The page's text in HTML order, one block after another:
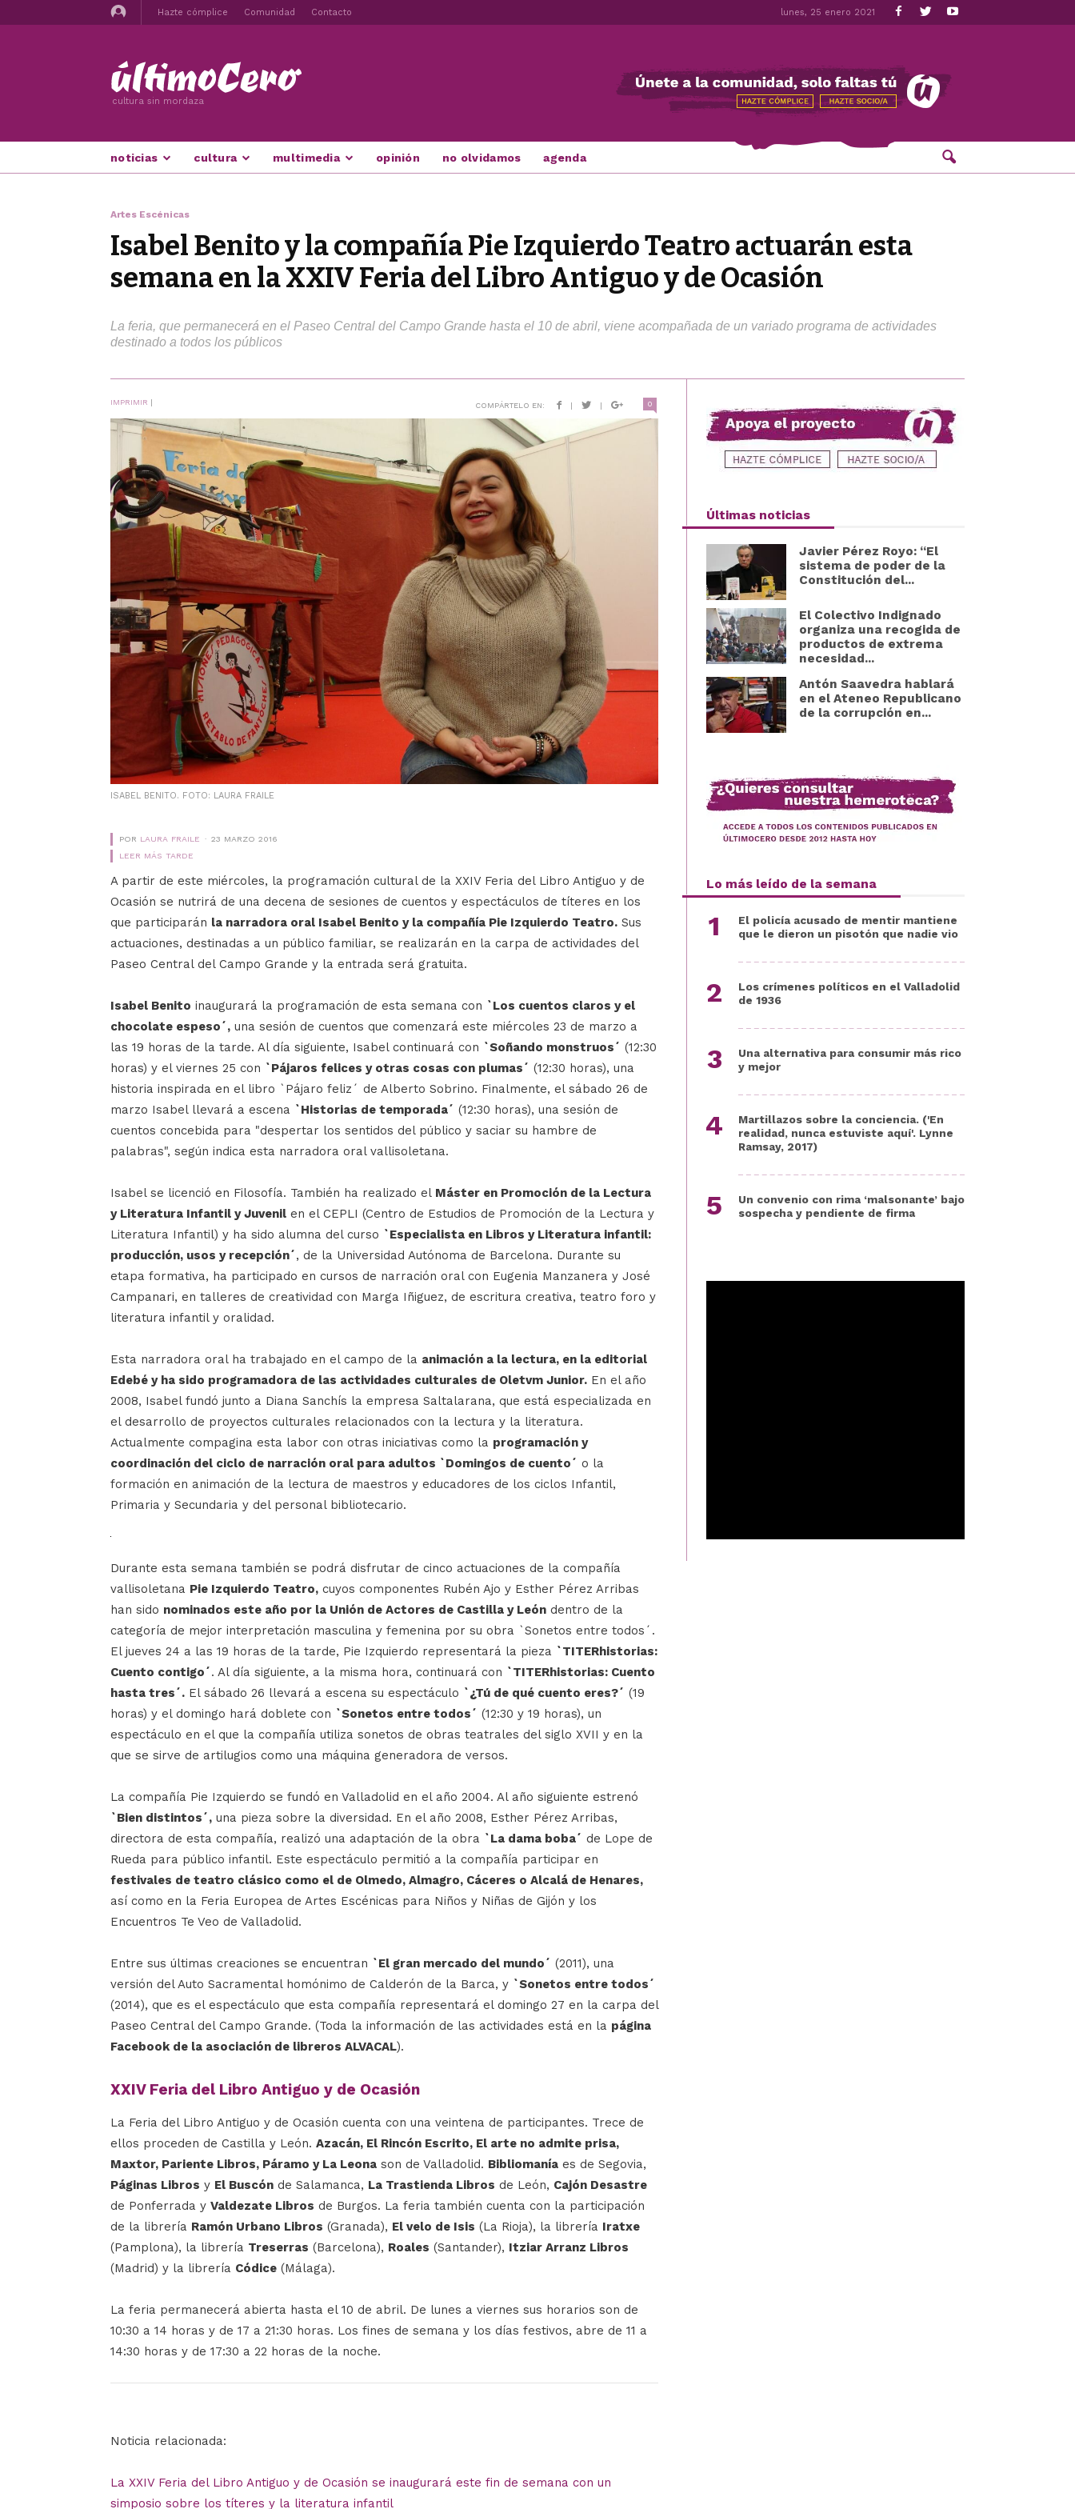
Hazte cómplice Comunidad Contacto lunes, 25 enero 2021
cultura sin mordaza
noticias cultura multimedia opinión no olvidamos agenda
Artes Escénicas
Isabel Benito y la compañía Pie Izquierdo Teatro actuarán esta
semana en la XXIV Feria del Libro Antiguo y de Ocasión
La feria, que permanecerá en el Paseo Central del Campo Grande hasta el 10 de abril, viene acompañada de un variado programa de actividades
destinado a todos los públicos
IMPRIMIR | COMPÁRTELO EN: | | 0
ISABEL BENITO. FOTO: LAURA FRAILE
POR LAURA FRAILE
23 MARZO 2016
LEER MÁS TARDE
A partir de este miércoles, la programación cultural de la XXIV Feria del Libro Antiguo y de
Ocasión se nutrirá de una decena de sesiones de cuentos y espectáculos de títeres en los
que participarán la narradora oral Isabel Benito y la compañía Pie Izquierdo Teatro. Sus
actuaciones, destinadas a un público familiar, se realizarán en la carpa de actividades del
Paseo Central del Campo Grande y la entrada será gratuita.
Isabel Benito inaugurará la programación de esta semana con `Los cuentos claros y el
chocolate espeso´, una sesión de cuentos que comenzará este miércoles 23 de marzo a
las 19 horas de la tarde. Al día siguiente, Isabel continuará con `Soñando monstruos´ (12:30
horas) y el viernes 25 con `Pájaros felices y otras cosas con plumas´ (12:30 horas), una
historia inspirada en el libro `Pájaro feliz´ de Alberto Sobrino. Finalmente, el sábado 26 de
marzo Isabel llevará a escena `Historias de temporada´ (12:30 horas), una sesión de
cuentos concebida para "despertar los sentidos del público y saciar su hambre de
palabras", según indica esta narradora oral vallisoletana.
Isabel se licenció en Filosofía. También ha realizado el Máster en Promoción de la Lectura
y Literatura Infantil y Juvenil en el CEPLI (Centro de Estudios de Promoción de la Lectura y
Literatura Infantil) y ha sido alumna del curso `Especialista en Libros y Literatura infantil:
producción, usos y recepción´, de la Universidad Autónoma de Barcelona. Durante su
etapa formativa, ha participado en cursos de narración oral con Eugenia Manzanera y José
Campanari, en talleres de creatividad con Marga Iñiguez, de escritura creativa, teatro foro y
literatura infantil y oralidad.
Esta narradora oral ha trabajado en el campo de la animación a la lectura, en la editorial
Edebé y ha sido programadora de las actividades culturales de Oletvm Junior. En el año
2008, Isabel fundó junto a Diana Sanchís la empresa Saltalarana, que está especializada en
el desarrollo de proyectos culturales relacionados con la lectura y la literatura.
Actualmente compagina esta labor con otras iniciativas como la programación y
coordinación del ciclo de narración oral para adultos `Domingos de cuento´ o la
formación en animación de la lectura de maestros y educadores de los ciclos Infantil,
Primaria y Secundaria y del personal bibliotecario.
Durante esta semana también se podrá disfrutar de cinco actuaciones de la compañía
vallisoletana Pie Izquierdo Teatro, cuyos componentes Rubén Ajo y Esther Pérez Arribas
han sido nominados este año por la Unión de Actores de Castilla y León dentro de la
categoría de mejor interpretación masculina y femenina por su obra `Sonetos entre todos´.
El jueves 24 a las 19 horas de la tarde, Pie Izquierdo representará la pieza `TITERhistorias:
Cuento contigo´. Al día siguiente, a la misma hora, continuará con `TITERhistorias: Cuento
hasta tres´. El sábado 26 llevará a escena su espectáculo `¿Tú de qué cuento eres?´ (19
horas) y el domingo hará doblete con `Sonetos entre todos´ (12:30 y 19 horas), un
espectáculo en el que la compañía utiliza sonetos de obras teatrales del siglo XVII y en la
que se sirve de artilugios como una máquina generadora de versos.
La compañía Pie Izquierdo se fundó en Valladolid en el año 2004. Al año siguiente estrenó
`Bien distintos´, una pieza sobre la diversidad. En el año 2008, Esther Pérez Arribas,
directora de esta compañía, realizó una adaptación de la obra `La dama boba´ de Lope de
Rueda para público infantil. Este espectáculo permitió a la compañía participar en
festivales de teatro clásico como el de Olmedo, Almagro, Cáceres o Alcalá de Henares,
así como en la Feria Europea de Artes Escénicas para Niños y Niñas de Gijón y los
Encuentros Te Veo de Valladolid.
Entre sus últimas creaciones se encuentran `El gran mercado del mundo´ (2011), una
versión del Auto Sacramental homónimo de Calderón de la Barca, y `Sonetos entre todos´
(2014), que es el espectáculo que esta compañía representará el domingo 27 en la carpa del
Paseo Central del Campo Grande. (Toda la información de las actividades está en la página
Facebook de la asociación de libreros ALVACAL).
XXIV Feria del Libro Antiguo y de Ocasión
La Feria del Libro Antiguo y de Ocasión cuenta con una veintena de participantes. Trece de
ellos proceden de Castilla y León. Azacán, El Rincón Escrito, El arte no admite prisa,
Maxtor, Pariente Libros, Páramo y La Leona son de Valladolid. Bibliomanía es de Segovia,
Páginas Libros y El Buscón de Salamanca, La Trastienda Libros de León, Cajón Desastre
de Ponferrada y Valdezate Libros de Burgos. La feria también cuenta con la participación
de la librería Ramón Urbano Libros (Granada), El velo de Isis (La Rioja), la librería Iratxe
(Pamplona), la librería Treserras (Barcelona), Roales (Santander), Itziar Arranz Libros
(Madrid) y la librería Códice (Málaga).
La feria permanecerá abierta hasta el 10 de abril. De lunes a viernes sus horarios son de
10:30 a 14 horas y de 17 a 21:30 horas. Los fines de semana y los días festivos, abre de 11 a
14:30 horas y de 17:30 a 22 horas de la noche.
Noticia relacionada:
La XXIV Feria del Libro Antiguo y de Ocasión se inaugurará este fin de semana con un
simposio sobre los títeres y la literatura infantil
Últimas noticias
Javier Pérez Royo: “El
sistema de poder de la
Constitución del...
El Colectivo Indignado
organiza una recogida de
productos de extrema
necesidad...
Antón Saavedra hablará
en el Ateneo Republicano
de la corrupción en...
Lo más leído de la semana
El policía acusado de mentir mantiene
que le dieron un pisotón que nadie vio
Los crímenes políticos en el Valladolid
de 1936
Una alternativa para consumir más rico
y mejor
Martillazos sobre la conciencia. ('En
realidad, nunca estuviste aquí'. Lynne
Ramsay, 2017)
Un convenio con rima ‘malsonante’ bajo
sospecha y pendiente de firma